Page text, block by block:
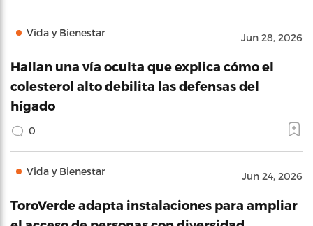
Vida y Bienestar Jun 28, 2026
Hallan una vía oculta que explica cómo el
colesterol alto debilita las defensas del
hígado
0
Vida y Bienestar Jun 24, 2026
ToroVerde adapta instalaciones para ampliar